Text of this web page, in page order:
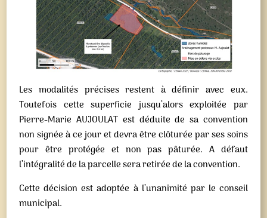
Les modalités précises restent à définir avec eux.
Toutefois cette superficie jusqu’alors exploitée par
Pierre-Marie AUJOULAT est déduite de sa convention
non signée à ce jour et devra être clôturée par ses soins
pour être protégée et non pas pâturée. A défaut
l’intégralité de la parcelle sera retirée de la convention.
Cette décision est adoptée à l’unanimité par le conseil
municipal.